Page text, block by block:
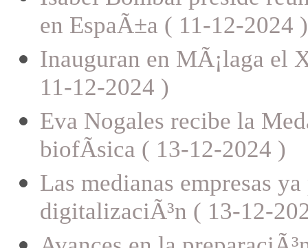
en EspaÃ±a ( 11-12-2024 )
Inauguran en MÃ¡laga el
11-12-2024 )
Eva Nogales recibe la
biofÃ­sica ( 13-12-2024 )
Las medianas empresas
digitalizaciÃ³n ( 13-12-